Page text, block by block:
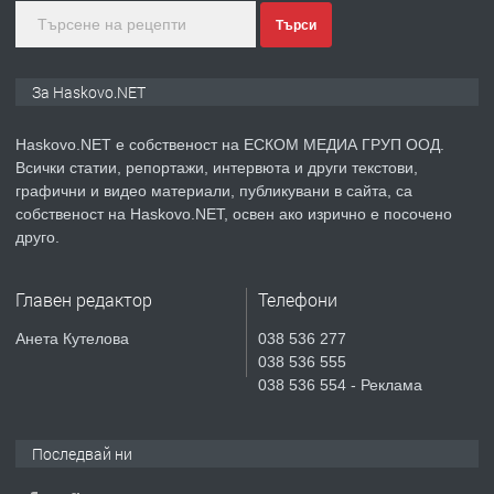
преди 4 дни
ПРЕДЛАГА
Продавам парцел в гр. Хасково кв.
СГЛОБЯВАНЕ НА МЕБЕЛИ.
Търси
За Haskovo.NET
Haskovo.NET е собственост на ЕСКОМ МЕДИА ГРУП ООД.
Всички статии, репортажи, интервюта и други текстови,
графични и видео материали, публикувани в сайта, са
собственост на Haskovo.NET, освен ако изрично е посочено
друго.
Главен редактор
Анета Кутелова
Телефони
038 536 277
038 536 555
038 536 554 - Реклама
Последвай ни